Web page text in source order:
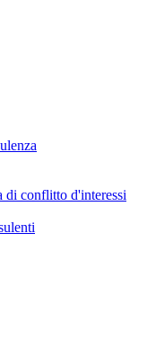
di conflitto d'interessi